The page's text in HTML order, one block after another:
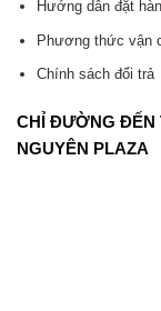
Hướng dẫn đặt
Phương thức vận
Chính sách đổi trả
CHỈ ĐƯỜNG ĐẾN
NGUYÊN PLAZA